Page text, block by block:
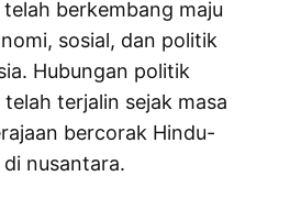
berkembang maju
sosial, dan politik
Hubungan politik
terjalin sejak masa
bercorak Hindu-
nusantara.